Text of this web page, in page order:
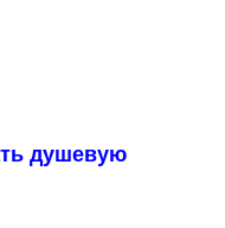
душевую